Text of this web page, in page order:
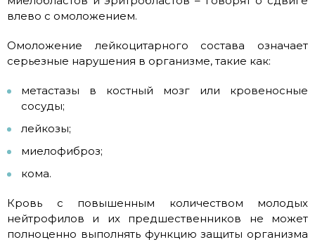
влево с омоложением.
Омоложение лейкоцитарного состава означает
серьезные нарушения в организме, такие как:
метастазы в костный мозг или кровеносные
сосуды;
лейкозы;
миелофиброз;
кома.
Кровь с повышенным количеством молодых
нейтрофилов и их предшественников не может
полноценно выполнять функцию защиты организма